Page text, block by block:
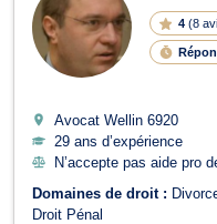
4 (8
Avocat Wellin 6920
29 ans d’expérience
N’accepte pas aide pro
Domaines de droit :
Droit Pénal